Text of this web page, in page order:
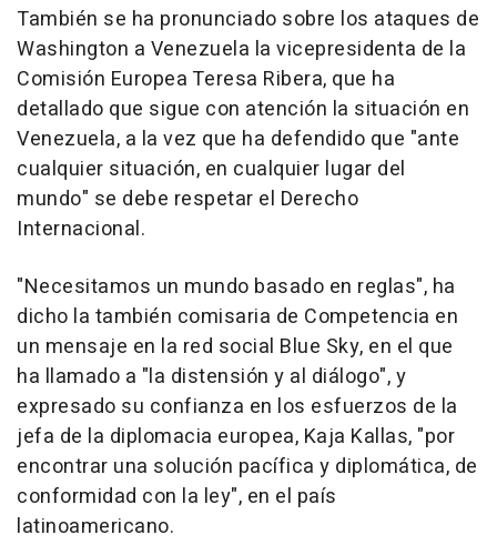
También se ha pronunciado sobre los ataques de
Washington a Venezuela la vicepresidenta de la
Comisión Europea Teresa Ribera, que ha
detallado que sigue con atención la situación en
Venezuela, a la vez que ha defendido que "ante
cualquier situación, en cualquier lugar del
mundo" se debe respetar el Derecho
Internacional.
"Necesitamos un mundo basado en reglas", ha
dicho la también comisaria de Competencia en
un mensaje en la red social Blue Sky, en el que
ha llamado a "la distensión y al diálogo", y
expresado su confianza en los esfuerzos de la
jefa de la diplomacia europea, Kaja Kallas, "por
encontrar una solución pacífica y diplomática, de
conformidad con la ley", en el país
latinoamericano.